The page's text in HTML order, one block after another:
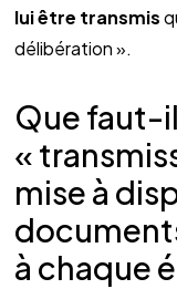
lui être transmis
délibération ».
Que faut-
«
mise à
à chaque